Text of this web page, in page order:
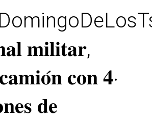
𝐦𝐢𝐥𝐢𝐭𝐚𝐫,
𝐜𝐨𝐧 𝟒‧
𝐝𝐞